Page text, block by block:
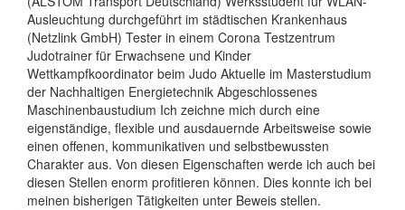
Ausleuchtung durchgeführt im städtischen Krankenhaus
(Netzlink GmbH) Tester in einem Corona Testzentrum
Judotrainer für Erwachsene und Kinder
Wettkampfkoordinator beim Judo Aktuelle im Masterstudium
der Nachhaltigen Energietechnik Abgeschlossenes
Maschinenbaustudium Ich zeichne mich durch eine
eigenständige, flexible und ausdauernde Arbeitsweise sowie
einen offenen, kommunikativen und selbstbewussten
Charakter aus. Von diesen Eigenschaften werde ich auch bei
diesen Stellen enorm profitieren können. Dies konnte ich bei
meinen bisherigen Tätigkeiten unter Beweis stellen.